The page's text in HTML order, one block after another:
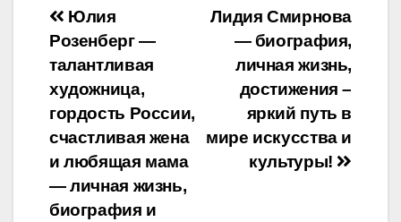
Навигация
по
записям
Лидия Смирнова
— биография,
личная жизнь,
достижения –
яркий путь в
мире искусства и
культуры!
Юлия
Розенберг —
талантливая
художница,
гордость России,
счастливая жена
и любящая мама
— личная жизнь,
биография и